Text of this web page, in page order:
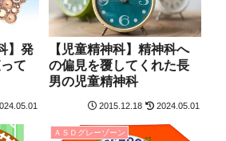
】発
て
【児童精神科】精神科へ
の偏見を覆してくれた長
男の児童精神科
2015.12.18 2024.05.01
ＡＳＤグレーゾーン